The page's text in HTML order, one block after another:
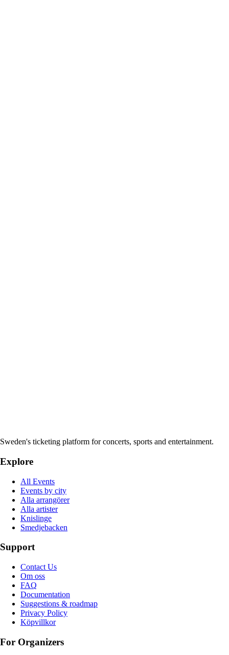
Sweden's ticketing platform for concerts, sports and entertainment.
Explore
All Events
Events by city
Alla arrangörer
Alla artister
Knislinge
Smedjebacken
Support
Contact Us
Om oss
FAQ
Documentation
Suggestions & roadmap
Privacy Policy
Köpvillkor
For Organizers